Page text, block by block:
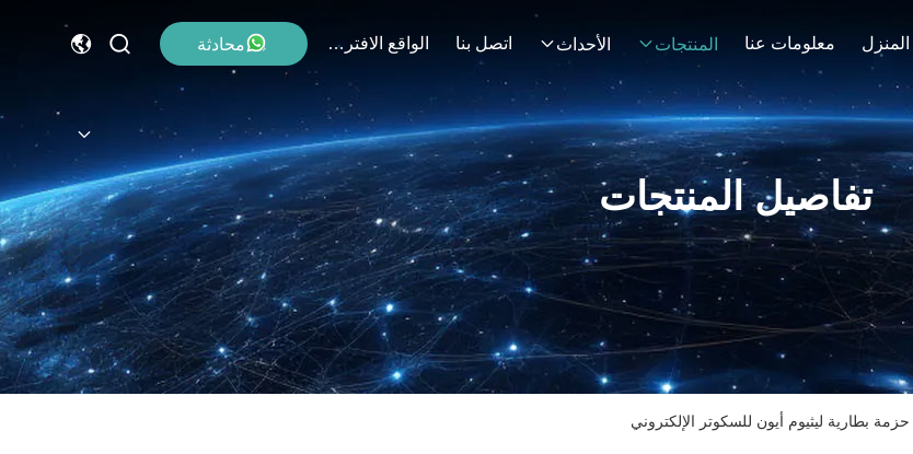
المنزل معلومات عنا المنتجات الأحداث اتصل بنا الواقع الافتراضي محادثة
تفاصيل المنتجات